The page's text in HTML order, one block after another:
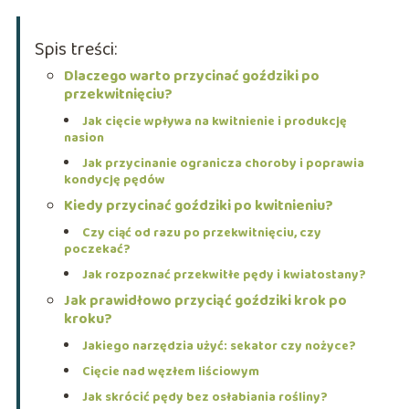
Spis treści:
Dlaczego warto przycinać goździki po
przekwitnięciu?
Jak cięcie wpływa na kwitnienie i produkcję
nasion
Jak przycinanie ogranicza choroby i poprawia
kondycję pędów
Kiedy przycinać goździki po kwitnieniu?
Czy ciąć od razu po przekwitnięciu, czy
poczekać?
Jak rozpoznać przekwitłe pędy i kwiatostany?
Jak prawidłowo przyciąć goździki krok po
kroku?
Jakiego narzędzia użyć: sekator czy nożyce?
Cięcie nad węzłem liściowym
Jak skrócić pędy bez osłabiania rośliny?